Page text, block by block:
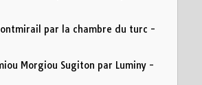
par la chambre du turc -
Morgiou Sugiton par Luminy-